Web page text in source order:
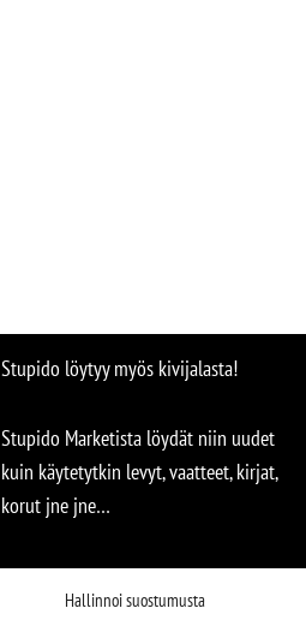
Hallinnoi suostumusta
Stupido löytyy myös kivijalasta!
Stupido Marketista löydät niin uudet
kuin käytetytkin levyt, vaatteet, kirjat,
korut jne jne…